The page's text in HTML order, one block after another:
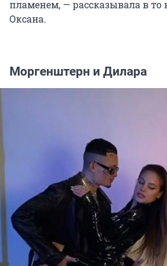
пламенем, — рассказывала в то
Оксана.
Моргенштерн и Дилара